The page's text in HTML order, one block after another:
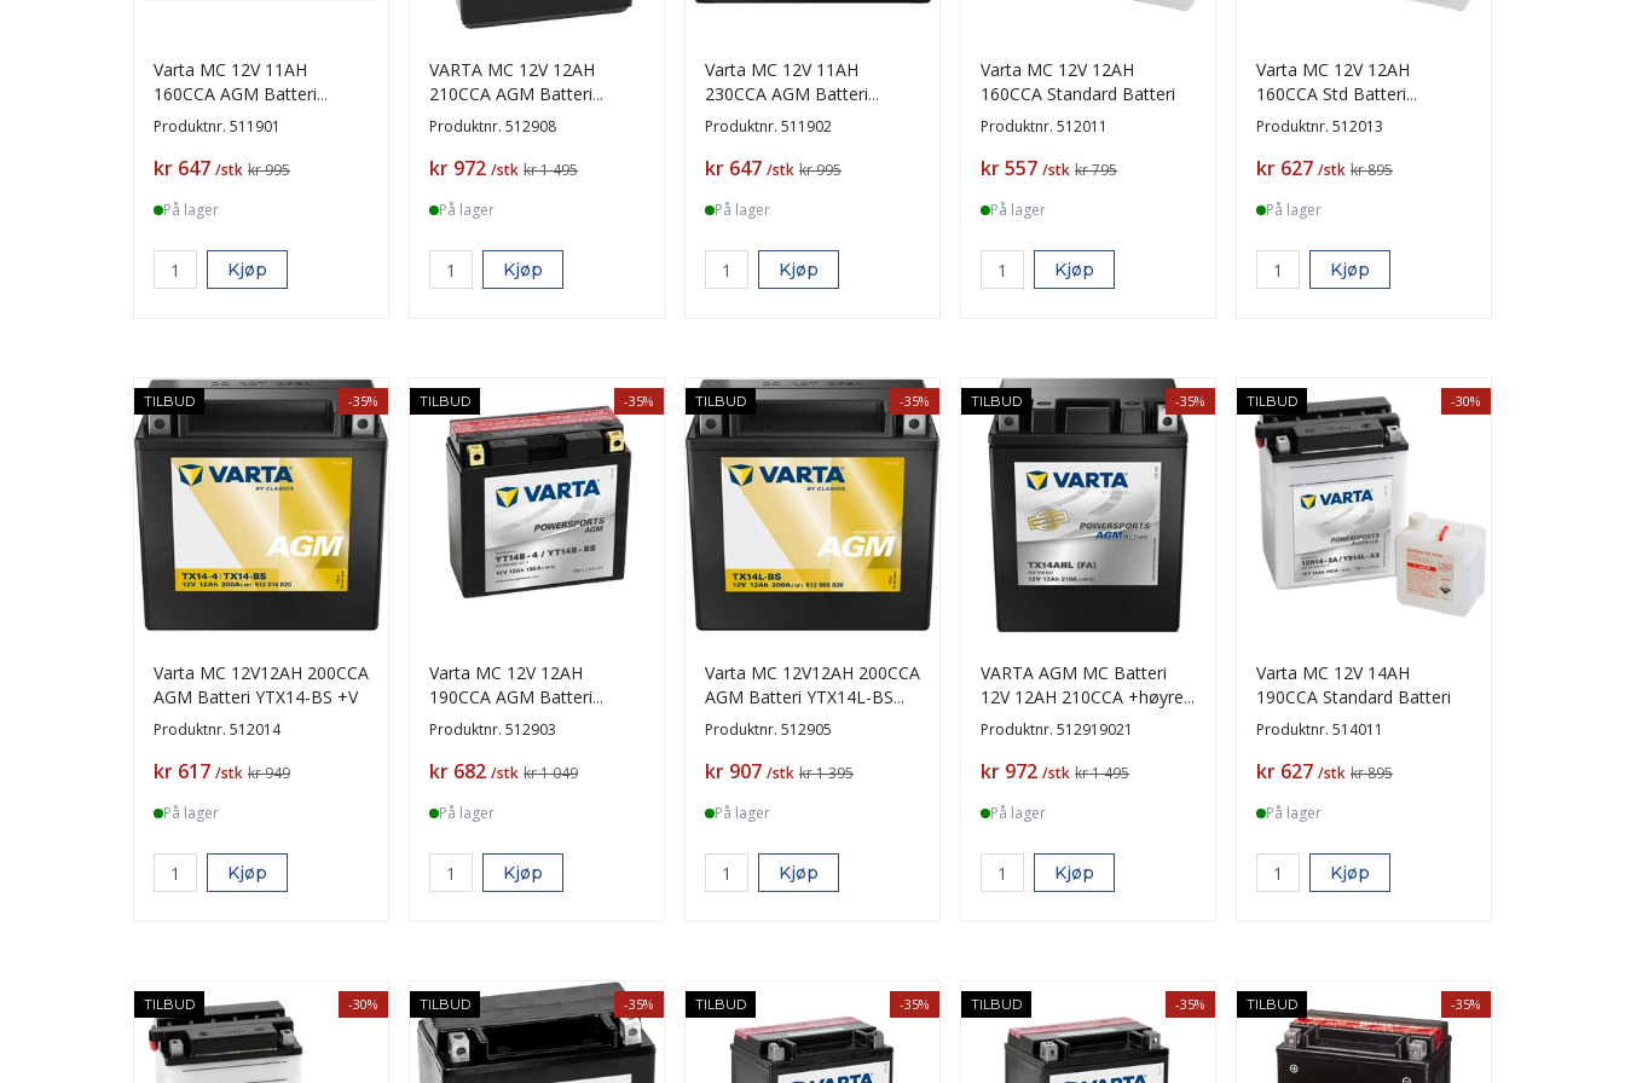
Varta MC 12V 11AH
160CCA AGM Batteri
YT12A-BS +V
Produktnr. 511901
Pris
kr 647 /stk kr 995
På lager
Kjøp
VARTA MC 12V 12AH
210CCA AGM Batteri
YTX14AH-BS +V
Produktnr. 512908
Pris
kr 972 /stk kr 1 495
På lager
Kjøp
Varta MC 12V 11AH
230CCA AGM Batteri
TTZ14S-BS +V
Produktnr. 511902
Pris
kr 647 /stk kr 995
På lager
Kjøp
Varta MC 12V 12AH
160CCA Standard Batteri
Produktnr. 512011
Pris
kr 557 /stk kr 795
På lager
Kjøp
Varta MC 12V 12AH
160CCA Std Batteri
(136x82x161mm) +høyre
Produktnr. 512013
Pris
kr 627 /stk kr 895
På lager
Kjøp
TILBUD -35%
Varta MC 12V12AH 200CCA
AGM Batteri YTX14-BS +V
Produktnr. 512014
Pris
kr 617 /stk kr 949
På lager
Kjøp
TILBUD -35%
Varta MC 12V 12AH
190CCA AGM Batteri
YT14B-BS +V
Produktnr. 512903
Pris
kr 682 /stk kr 1 049
På lager
Kjøp
TILBUD -35%
Varta MC 12V12AH 200CCA
AGM Batteri YTX14L-BS
+H
Produktnr. 512905
Pris
kr 907 /stk kr 1 395
På lager
Kjøp
TILBUD -35%
VARTA AGM MC Batteri
12V 12AH 210CCA +høyre
TX14AHL (FA)
Produktnr. 512919021
Pris
kr 972 /stk kr 1 495
På lager
Kjøp
TILBUD -30%
Varta MC 12V 14AH
190CCA Standard Batteri
Produktnr. 514011
Pris
kr 627 /stk kr 895
På lager
Kjøp
TILBUD -30% TILBUD -35% TILBUD -35% TILBUD -35% TILBUD -35%